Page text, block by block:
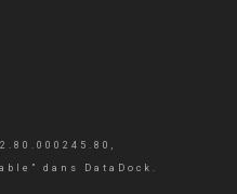
dans DataDock.